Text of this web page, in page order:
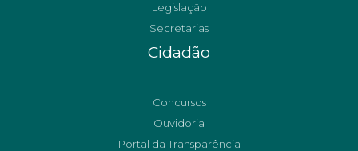
Legislação
Secretarias
Cidadão
Concursos
Ouvidoria
Portal da Transparência